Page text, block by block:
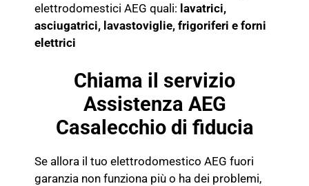
elettrodomestici AEG quali: lavatrici,
asciugatrici, lavastoviglie, frigoriferi e forni
elettrici
Chiama il servizio
Assistenza AEG
Casalecchio di fiducia
Se allora il tuo elettrodomestico AEG fuori
garanzia non funziona più o ha dei problemi,